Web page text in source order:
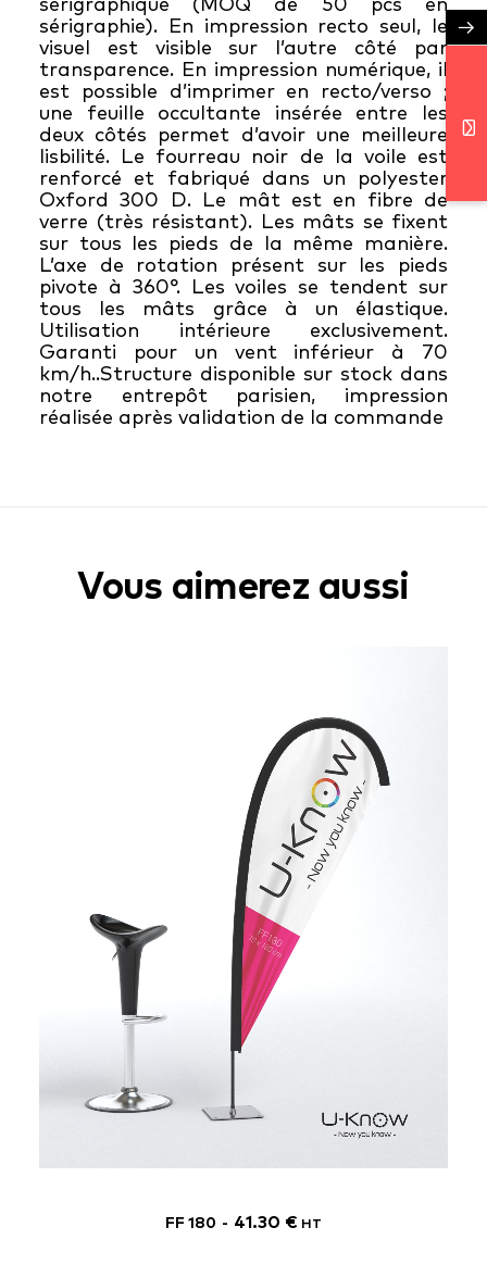
sérigraphie). En impression recto seul, le
visuel est visible sur l’autre côté par
transparence. En impression numérique, il
est possible d’imprimer en recto/verso ;
une feuille occultante insérée entre les
deux côtés permet d’avoir une meilleure
lisbilité. Le fourreau noir de la voile est
renforcé et fabriqué dans un polyester
Oxford 300 D. Le mât est en fibre de
verre (très résistant). Les mâts se fixent
sur tous les pieds de la même manière.
L’axe de rotation présent sur les pieds
pivote à 360°. Les voiles se tendent sur
tous les mâts grâce à un élastique.
Utilisation intérieure exclusivement.
Garanti pour un vent inférieur à 70
km/h..Structure disponible sur stock dans
notre entrepôt parisien, impression
réalisée après validation de la commande
Vous aimerez aussi
FF 180 41.30 € HT
→